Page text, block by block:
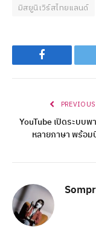
มิสยูนิเวิร์สไทยแลนด์
Facebook
YouTube เปิดระบบพ
หลายภาษา พร้อ